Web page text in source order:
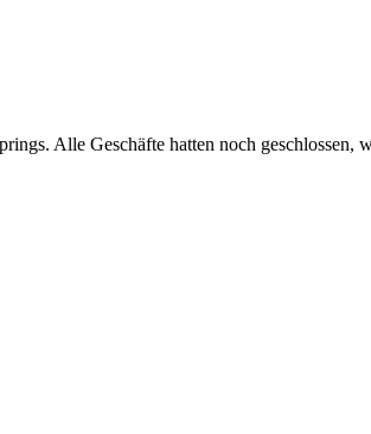
Alle Geschäfte hatten noch geschlossen,